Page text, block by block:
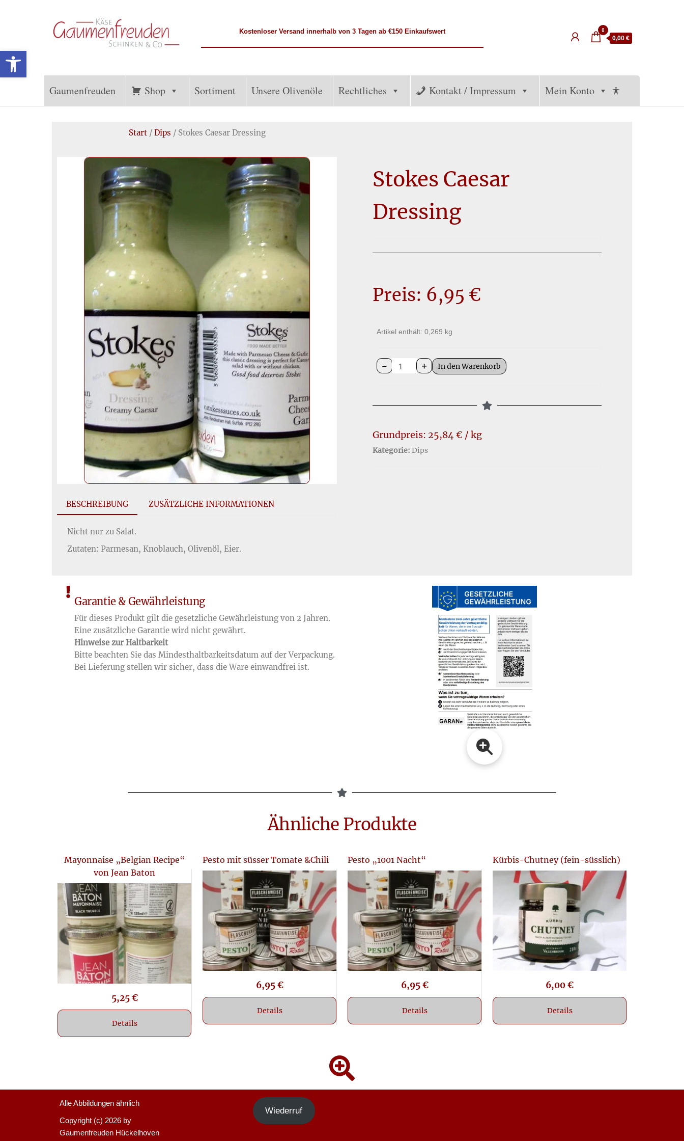
Werkzeugleiste öffnen
und
Internationale
Spezialitäten
Kostenloser Versand innerhalb von 3 Tagen ab €150 Einkaufswert
0
0,00 €
Gaumenfreuden Shop Sortiment Unsere Olivenöle Rechtliches Kontakt / Impressum Mein Konto
Start/ Dips / Stokes Caesar Dressing
BESCHREIBUNG ZUSÄTZLICHE INFORMATIONEN
Nicht nur zu Salat.
Zutaten: Parmesan, Knoblauch, Olivenöl, Eier.
Stokes Caesar
Dressing
Preis: 6,95 €
Artikel enthält: 0,269 kg
- + In den Warenkorb
Grundpreis: 25,84€ / kg
Kategorie: Dips
Garantie & Gewährleistung
Für dieses Produkt gilt die gesetzliche Gewährleistung von 2 Jahren.
Eine zusätzliche Garantie wird nicht gewährt.
Hinweise zur Haltbarkeit
Bitte beachten Sie das Mindesthaltbarkeitsdatum auf der Verpackung.
Bei Lieferung stellen wir sicher, dass die Ware einwandfrei ist.
Ähnliche Produkte
Mayonnaise „Belgian Recipe“
von Jean Baton
5,25€
Details
Pesto mit süsser Tomate &Chili
6,95€
Details
Pesto „1001 Nacht“
6,95€
Details
Kürbis-Chutney (fein-süsslich)
6,00€
Details
Alle Abbildungen ähnlich
Copyright (c) 2026 by
Gaumenfreuden Hückelhoven
Wiederruf